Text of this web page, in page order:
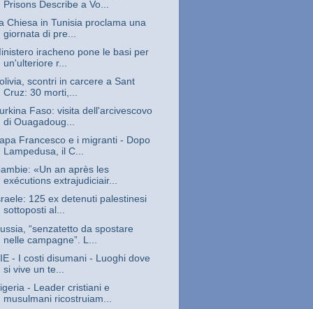
Prisons Describe a Vo...
Chiesa in Tunisia proclama una
giornata di pre...
iracheno pone le basi per
un'ulteriore r...
scontri in carcere a Sant
Cruz: 30 morti,...
Faso: visita dell'arcivescovo
di Ouagadoug...
Francesco e i migranti - Dopo
Lampedusa, il C...
«Un an après les
exécutions extrajudiciair...
125 ex detenuti palestinesi
sottoposti al...
“senzatetto da spostare
nelle campagne”. L...
- I costi disumani - Luoghi dove
si vive un te...
- Leader cristiani e
musulmani ricostruiam...